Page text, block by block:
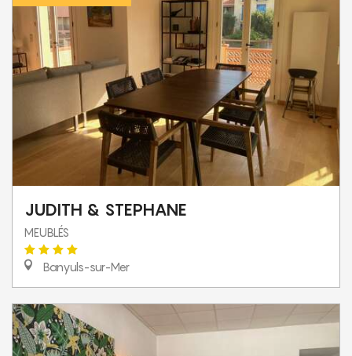
JUDITH & STEPHANE
MEUBLÉS
Banyuls-sur-Mer